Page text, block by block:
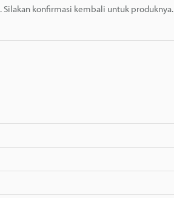
Silakan konfirmasi kembali untuk produknya.